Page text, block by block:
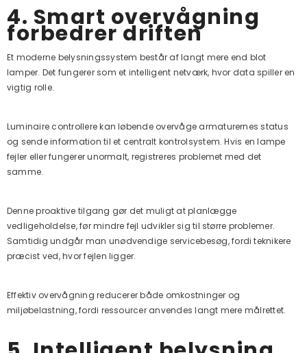
4. Smart overvågning
forbedrer driften
Et moderne belysningssystem består af langt mere end blot
lamper. Det fungerer som et intelligent netværk, hvor data spiller en
vigtig rolle.
Luminaire controllere kan løbende overvåge armaturernes status
og sende information til et centralt kontrolsystem. Hvis en lampe
fejler eller fungerer unormalt, registreres problemet med det
samme.
Denne proaktive tilgang gør det muligt at planlægge
vedligeholdelse, før mindre fejl udvikler sig til større problemer.
Samtidig undgår man unødvendige servicebesøg, fordi teknikere
præcist ved, hvor fejlen ligger.
Effektiv overvågning reducerer både omkostninger og
miljøbelastning, fordi ressourcer anvendes langt mere målrettet.